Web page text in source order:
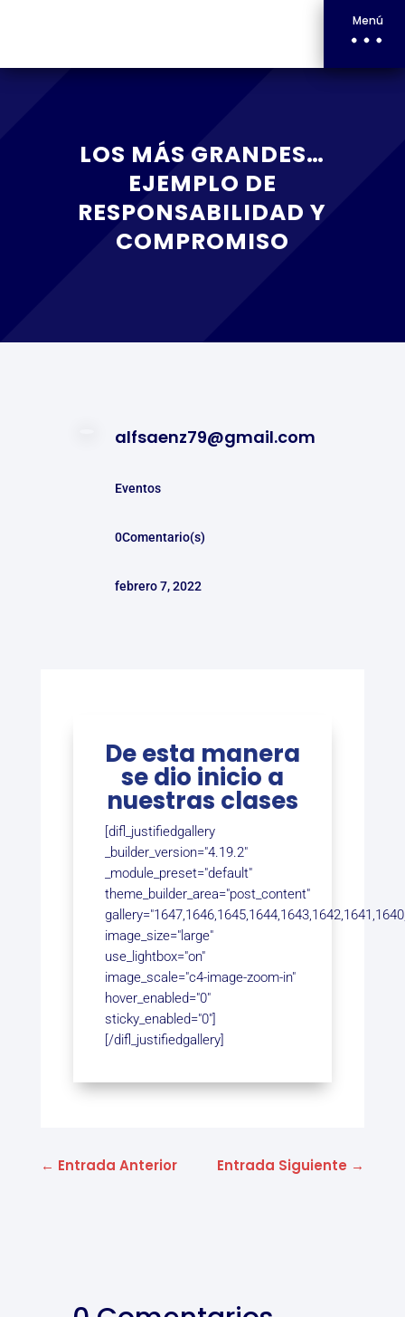
Menú
LOS MÁS GRANDES…
EJEMPLO DE
RESPONSABILIDAD Y
COMPROMISO
alfsaenz79@gmail.com
Eventos
0Comentario(s)
febrero 7, 2022
De esta manera
se dio inicio a
nuestras clases
[difl_justifiedgallery
_builder_version="4.19.2"
_module_preset="default"
theme_builder_area="post_content"
image_size="large"
use_lightbox="on"
image_scale="c4-image-zoom-in"
hover_enabled="0"
sticky_enabled="0"]
[/difl_justifiedgallery]
← Entrada Anterior Entrada Siguiente →